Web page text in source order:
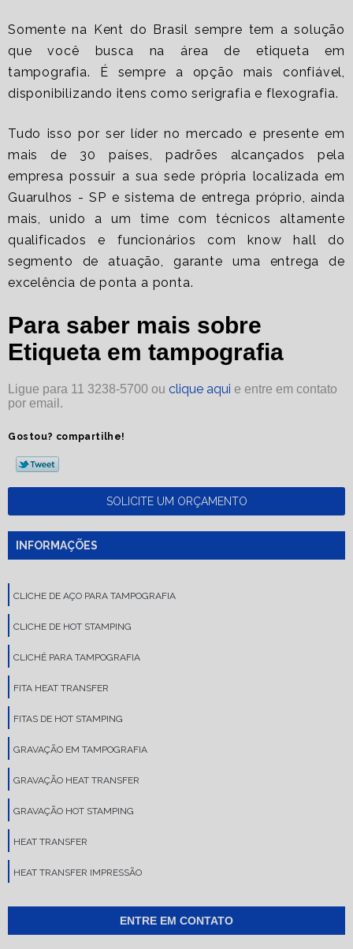
Somente na Kent do Brasil sempre tem a solução
que você busca na área de etiqueta em
tampografia. É sempre a opção mais confiável,
disponibilizando itens como serigrafia e flexografia.
Tudo isso por ser líder no mercado e presente em
mais de 30 países, padrões alcançados pela
empresa possuir a sua sede própria localizada em
Guarulhos - SP e sistema de entrega próprio, ainda
mais, unido a um time com técnicos altamente
qualificados e funcionários com know hall do
segmento de atuação, garante uma entrega de
excelência de ponta a ponta.
Para saber mais sobre
Etiqueta em tampografia
Ligue para 11 3238-5700 ou clique aqui e entre em contato
por email.
Gostou? compartilhe!
SOLICITE UM ORÇAMENTO
INFORMAÇÕES
CLICHE DE AÇO PARA TAMPOGRAFIA
CLICHE DE HOT STAMPING
CLICHÊ PARA TAMPOGRAFIA
FITA HEAT TRANSFER
FITAS DE HOT STAMPING
GRAVAÇÃO EM TAMPOGRAFIA
GRAVAÇÃO HEAT TRANSFER
GRAVAÇÃO HOT STAMPING
HEAT TRANSFER
HEAT TRANSFER IMPRESSÃO
IMPRESSÃO HOT STAMPING
ENTRE EM CONTATO